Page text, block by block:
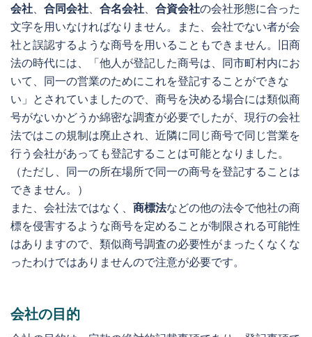
会社
合同会社 合名会社 合資会社の会社形態に合った
文字を用いなければなりません。また、会社でない者が会
社と誤認するような商号を用いることもできません。旧商
法の時代には、「他人が登記した商号は、同市町村内にお
いて、同一の営業のためにこれを登記することができな
い」とされていましたので、商号を決める場合には類似商
号がないかどうか綿密な調査が必要でしたが、現行の会社
法ではこの規制は廃止され、近隣に同じ商号で同じ営業を
行う会社があっても登記することは可能となりました。
（ただし、同一の所在場所で同一の商号を登記することは
できません。）
また、会社法ではなく、 商標法などの他の法令で他社の商
標を侵害するような商号を定めることが制限される可能性
はありますので、類似商号調査の必要性がまったくなくな
ったわけではありませんので注意が必要です。
会社の目的